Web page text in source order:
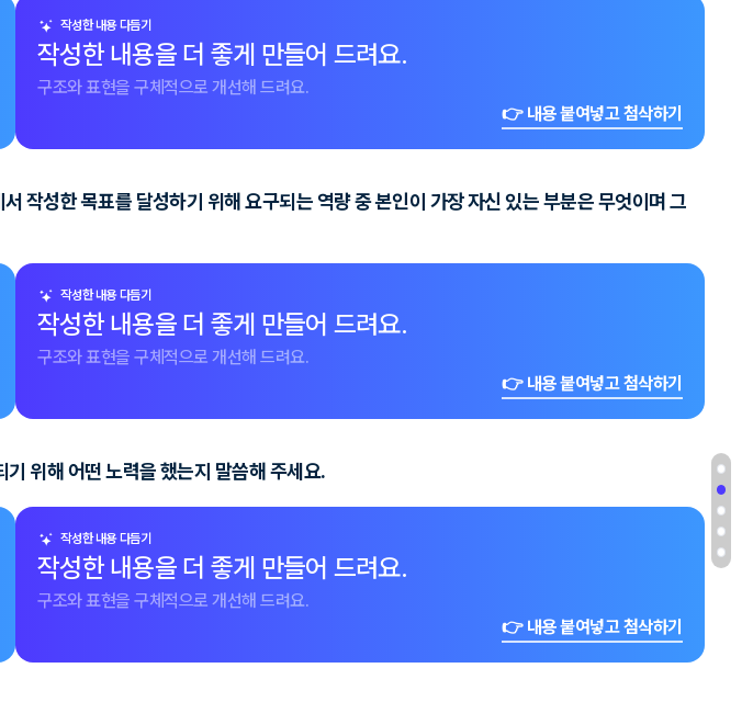
작성한 내용 다듬기
작성한 내용을 더 좋게 만들어 드려요.
구조와 표현을 구체적으로 개선해 드려요.
👉 내용 붙여넣고 첨삭하기
작성한 목표를 달성하기 위해 요구되는 역량 중 본인이 가장 자신 있는 부분은 무엇이며 그
작성한 내용 다듬기
작성한 내용을 더 좋게 만들어 드려요.
구조와 표현을 구체적으로 개선해 드려요.
👉 내용 붙여넣고 첨삭하기
위해 어떤 노력을 했는지 말씀해 주세요.
작성한 내용 다듬기
작성한 내용을 더 좋게 만들어 드려요.
구조와 표현을 구체적으로 개선해 드려요.
👉 내용 붙여넣고 첨삭하기